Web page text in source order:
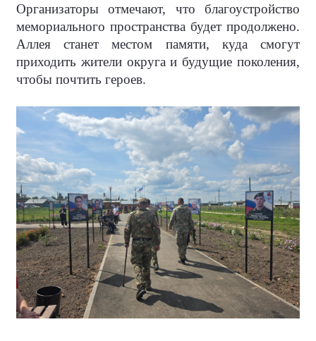
Организаторы отмечают, что благоустройство
мемориального пространства будет продолжено.
Аллея станет местом памяти, куда смогут
приходить жители округа и будущие поколения,
чтобы почтить героев.